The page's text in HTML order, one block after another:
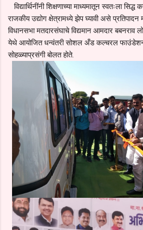
विद्यार्थिनींनी शिक्षणाच्या माध्यमातून स्वतःला
राजकीय उद्योग क्षेत्रामध्ये झेप घ्यावी असे प्रतिपादन
विधानसभा मतदारसंघाचे विद्यमान आमदार बबनराव
येथे आयोजित धन्वंतरी सोशल अँड कल्चरल फाउंडेशन
सोहळ्याप्रसंगी बोलत होते.